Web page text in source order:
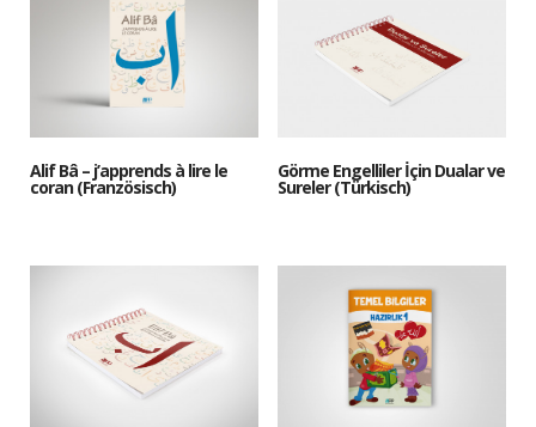
Alif Bâ – j’apprends à lire le
coran (Französisch)
Görme Engelliler İçin Dualar ve
Sureler (Türkisch)